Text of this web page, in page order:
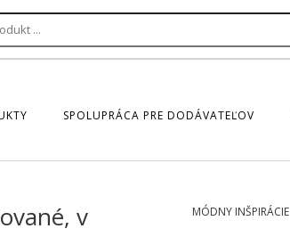
SPOLUPRÁCA PRE DODÁVATEĽOV
v MÓDNY INŠPIRÁCIE